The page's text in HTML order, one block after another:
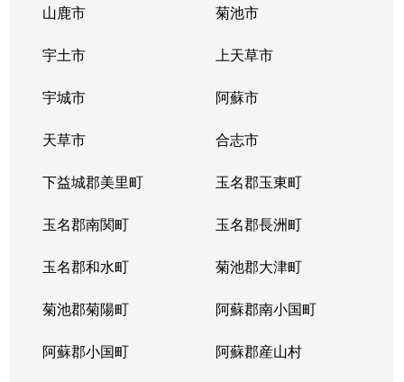
山鹿市 菊池市
宇土市 上天草市
宇城市 阿蘇市
天草市 合志市
下益城郡美里町 玉名郡玉東町
玉名郡南関町 玉名郡長洲町
玉名郡和水町 菊池郡大津町
菊池郡菊陽町 阿蘇郡南小国町
阿蘇郡小国町 阿蘇郡産山村